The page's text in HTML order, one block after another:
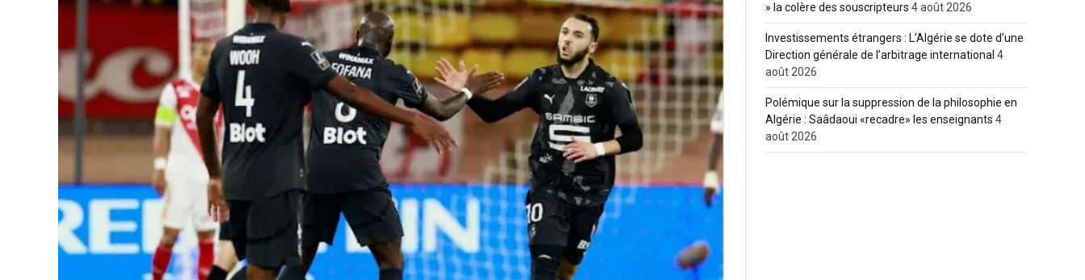
» la colère des souscripteurs 4 août 2026
Investissements étrangers : L’Algérie se dote d’une
Direction générale de l’arbitrage international 4
août 2026
Polémique sur la suppression de la philosophie en
Algérie : Saâdaoui «recadre» les enseignants 4
août 2026